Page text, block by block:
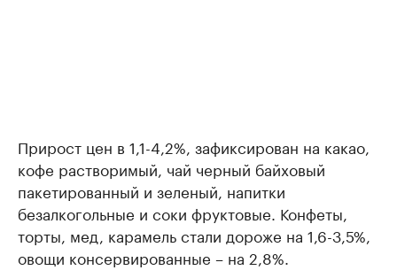
Прирост цен в 1,1-4,2%, зафиксирован на какао,
кофе растворимый, чай черный байховый
пакетированный и зеленый, напитки
безалкогольные и соки фруктовые. Конфеты,
торты, мед, карамель стали дороже на 1,6-3,5%,
овощи консервированные – на 2,8%.